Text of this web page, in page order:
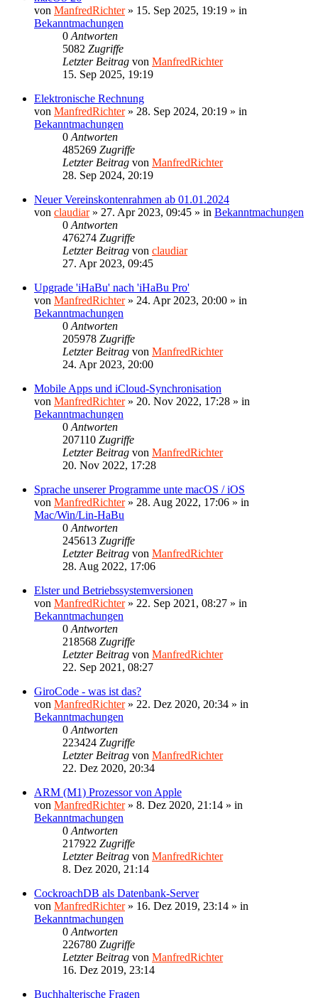
von ManfredRichter» 15. Sep 2025, 19:19 » in
Bekanntmachungen
0 Antworten
5082 Zugriffe
Letzter Beitrag von ManfredRichter
15. Sep 2025, 19:19
Elektronische Rechnung
von ManfredRichter» 28. Sep 2024, 20:19 » in
Bekanntmachungen
0 Antworten
485269 Zugriffe
Letzter Beitrag von ManfredRichter
28. Sep 2024, 20:19
Neuer Vereinskontenrahmen ab 01.01.2024
von claudiar» 27. Apr 2023, 09:45 » in Bekanntmachungen
0 Antworten
476274 Zugriffe
Letzter Beitrag von claudiar
27. Apr 2023, 09:45
Upgrade 'iHaBu' nach 'iHaBu Pro'
von ManfredRichter» 24. Apr 2023, 20:00 » in
Bekanntmachungen
0 Antworten
205978 Zugriffe
Letzter Beitrag von ManfredRichter
24. Apr 2023, 20:00
Mobile Apps und iCloud-Synchronisation
von ManfredRichter» 20. Nov 2022, 17:28 » in
Bekanntmachungen
0 Antworten
207110 Zugriffe
Letzter Beitrag von ManfredRichter
20. Nov 2022, 17:28
Sprache unserer Programme unte macOS / iOS
von ManfredRichter» 28. Aug 2022, 17:06 » in
Mac/Win/Lin-HaBu
0 Antworten
245613 Zugriffe
Letzter Beitrag von ManfredRichter
28. Aug 2022, 17:06
Elster und Betriebssystemversionen
von ManfredRichter» 22. Sep 2021, 08:27 » in
Bekanntmachungen
0 Antworten
218568 Zugriffe
Letzter Beitrag von ManfredRichter
22. Sep 2021, 08:27
GiroCode - was ist das?
von ManfredRichter» 22. Dez 2020, 20:34 » in
Bekanntmachungen
0 Antworten
223424 Zugriffe
Letzter Beitrag von ManfredRichter
22. Dez 2020, 20:34
ARM (M1) Prozessor von Apple
von ManfredRichter» 8. Dez 2020, 21:14 » in
Bekanntmachungen
0 Antworten
217922 Zugriffe
Letzter Beitrag von ManfredRichter
8. Dez 2020, 21:14
CockroachDB als Datenbank-Server
von ManfredRichter» 16. Dez 2019, 23:14 » in
Bekanntmachungen
0 Antworten
226780 Zugriffe
Letzter Beitrag von ManfredRichter
16. Dez 2019, 23:14
Buchhalterische Fragen